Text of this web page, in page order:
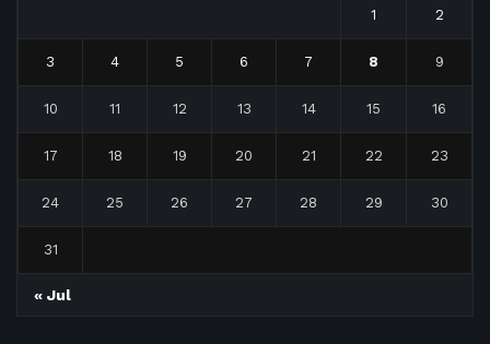
1 2
3 4 5 6 7 8 9
10 11 12 13 14 15 16
17 18 19 20 21 22 23
24 25 26 27 28 29 30
31
« Jul